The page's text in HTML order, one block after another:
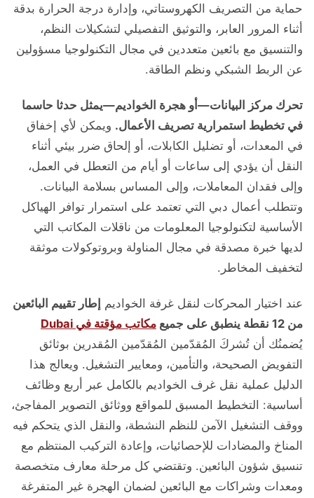
حماية من التصريف الكهروستاتي، وإدارة درجة الحرارة بدقة
أثناء المرور العابر، والتوثيق التفصيلي لتشكيلات النظم،
والتنسيق مع بائعين متعددين في مجال التكنولوجيا مسؤولين
عن الربط الشبكي ونظم الطاقة.
تحرك مركز البيانات—أو هجرة الخواديم—يمثل حدثا حاسما
في تخطيط استمرارية تصريف الأعمال. ويمكن لأي إخفاق
في المعدات، أو تضليل الكابلات، أو إلحاق ضرر بيئي أثناء
النقل أن يؤدي إلى ساعات أو أيام من التعطل في العمل،
وإلى فقدان المعاملات، وإلى المساس بسلامة البيانات.
وتتطلب أعمال دبي التي تعتمد على استمرار توافر الهياكل
الأساسية لتكنولوجيا المعلومات من ناقلات المكاتب التي
لديها خبرة مصدقة في مجال المناولة وبروتوكولات موثقة
لتخفيف المخاطر.
عند اختيار المحركات لنقل غرفة الخواديم إطار تقييم البائعين
من 12 نقطة ينطبق على جميع
مكاتب مؤقتة في Dubai
يُضمنُك أن تُشركَ المُقدّمين المُقدّمين المُقدرين بوثائق
التفويض الصحيحة، والتأمين، ومعايير التشغيل. ويعالج هذا
الدليل عملية نقل غرف الخواديم بالكامل عبر أربع وظائف
أساسية: التخطيط المسبق للمواقع ووثائق التصوير المفاجئ،
ووقف التشغيل الآمن للنظم النشطة، والنقل الذي يتحكم فيه
المناخ والمضادات للإحصائيات، وإعادة التركيب المنتظم مع
تنسيق شؤون البائعين. وتقتضي كل مرحلة معارف متخصصة
ومعدات وشراكات مع البائعين لضمان الهجرة غير المتفرغة